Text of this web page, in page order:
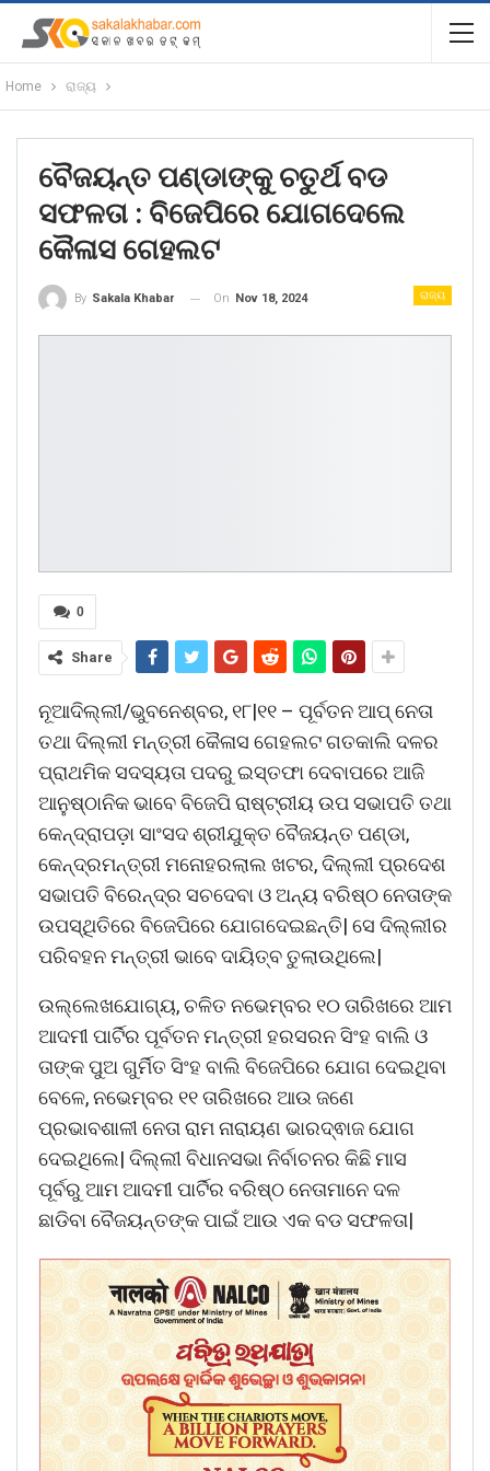
Home ରାଜ୍ୟ
ବୈଜୟନ୍ତ ପଣ୍ଡାଙ୍କୁ ଚତୁର୍ଥ ବଡ
ସଫଳତା : ବିଜେପିରେ ଯୋଗଦେଲେ
କୈଳାସ ଗେହଲଟ
ରାଜ୍ୟ
By Sakala Khabar On Nov 18, 2024
0
Share
ନୂଆଦିଲ୍ଲୀ/ଭୁବନେଶ୍ବର, ୧୮|୧୧ – ପୂର୍ବତନ ଆପ୍ ନେତା
ତଥା ଦିଲ୍ଲୀ ମନ୍ତ୍ରୀ କୈଳାସ ଗେହଲଟ ଗତକାଲି ଦଳର
ପ୍ରାଥମିକ ସଦସ୍ୟତା ପଦରୁ ଇସ୍ତଫା ଦେବାପରେ ଆଜି
ଆନୁଷ୍ଠାନିକ ଭାବେ ବିଜେପି ରାଷ୍ଟ୍ରୀୟ ଉପ ସଭାପତି ତଥା
କେନ୍ଦ୍ରାପଡ଼ା ସାଂସଦ ଶ୍ରୀଯୁକ୍ତ ବୈଜୟନ୍ତ ପଣ୍ଡା,
କେନ୍ଦ୍ରମନ୍ତ୍ରୀ ମନୋହରଲାଲ ଖଟର, ଦିଲ୍ଲୀ ପ୍ରଦେଶ
ସଭାପତି ବିରେନ୍ଦ୍ର ସଚଦେବା ଓ ଅନ୍ୟ ବରିଷ୍ଠ ନେତାଙ୍କ
ଉପସ୍ଥିତିରେ ବିଜେପିରେ ଯୋଗଦେଇଛନ୍ତି| ସେ ଦିଲ୍ଲୀର
ପରିବହନ ମନ୍ତ୍ରୀ ଭାବେ ଦାୟିତ୍ବ ତୁଲାଉଥିଲେ|
ଉଲ୍ଲେଖଯୋଗ୍ୟ, ଚଳିତ ନଭେମ୍ବର ୧୦ ତାରିଖରେ ଆମ
ଆଦମୀ ପାର୍ଟିର ପୂର୍ବତନ ମନ୍ତ୍ରୀ ହରସରନ ସିଂହ ବାଲି ଓ
ତାଙ୍କ ପୁଅ ଗୁର୍ମିତ ସିଂହ ବାଲି ବିଜେପିରେ ଯୋଗ ଦେଇଥିବା
ବେଳେ, ନଭେମ୍ବର ୧୧ ତାରିଖରେ ଆଉ ଜଣେ
ପ୍ରଭାବଶାଳୀ ନେତା ରାମ ନାରାୟଣ ଭାରଦ୍ଵାଜ ଯୋଗ
ଦେଇଥିଲେ| ଦିଲ୍ଲୀ ବିଧାନସଭା ନିର୍ବାଚନର କିଛି ମାସ
ପୂର୍ବରୁ ଆମ ଆଦମୀ ପାର୍ଟିର ବରିଷ୍ଠ ନେତାମାନେ ଦଳ
ଛାଡିବା ବୈଜୟନ୍ତଙ୍କ ପାଇଁ ଆଉ ଏକ ବଡ ସଫଳତା|